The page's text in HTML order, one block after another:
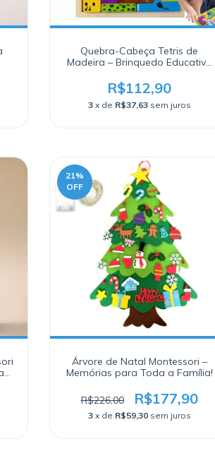
Quebra-Cabeça Tetris de
Madeira – Brinquedo Educativo
R$112,90
3 x de R$37,63 sem juros
21%
OFF
Árvore de Natal Montessori –
Memórias para Toda a Família!
R$226,00 R$177,90
3 x de R$59,30 sem juros